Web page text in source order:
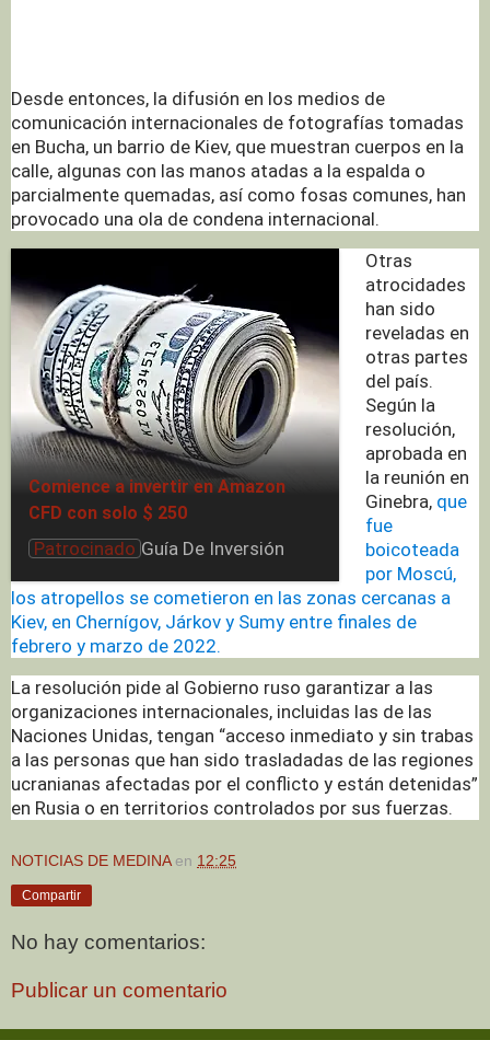
Desde entonces, la difusión en los medios de
comunicación internacionales de fotografías tomadas
en Bucha, un barrio de Kiev, que muestran cuerpos en la
calle, algunas con las manos atadas a la espalda o
parcialmente quemadas, así como fosas comunes, han
provocado una ola de condena internacional.
Comience a invertir en Amazon
CFD con solo $ 250
Patrocinado
Patrocinado Guía De Inversión
Otras
atrocidades
han sido
reveladas en
otras partes
del país.
Según la
resolución,
aprobada en
la reunión en
Ginebra, que
fue
boicoteada
por Moscú,
los atropellos se cometieron en las zonas cercanas a
Kiev, en Chernígov, Járkov y Sumy entre finales de
febrero y marzo de 2022.
La resolución pide al Gobierno ruso garantizar a las
organizaciones internacionales, incluidas las de las
Naciones Unidas, tengan “acceso inmediato y sin trabas
a las personas que han sido trasladadas de las regiones
ucranianas afectadas por el conflicto y están detenidas”
en Rusia o en territorios controlados por sus fuerzas.
NOTICIAS DE MEDINA en 12:25
Compartir
No hay comentarios:
Publicar un comentario